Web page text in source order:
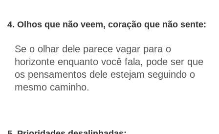
4. Olhos que não veem, coração que não sente:
Se o olhar dele parece vagar para o
horizonte enquanto você fala, pode ser que
os pensamentos dele estejam seguindo o
mesmo caminho.